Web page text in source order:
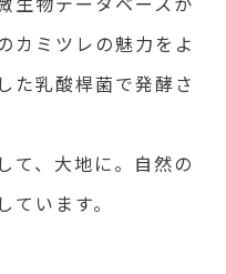
カミツレの魅力をよ
た乳酸桿菌で発酵さ
て、大地に。自然の
います。